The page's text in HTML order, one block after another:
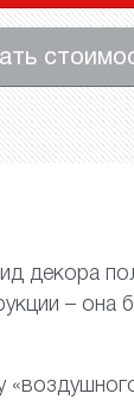
декора
– она